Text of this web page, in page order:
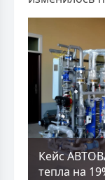
Кейс
тепла на